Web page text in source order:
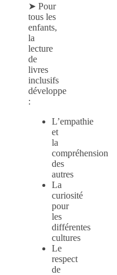
➤ Pour
tous les
enfants,
la
lecture
de
livres
inclusifs
développe
:
L’empathie
et
la
compréhension
des
autres
La
curiosité
pour
les
différentes
cultures
Le
respect
de